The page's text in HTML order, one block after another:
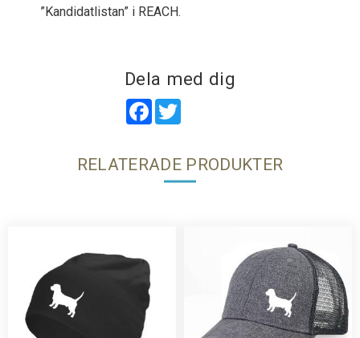
”Kandidatlistan” i REACH.
Dela med dig
Facebook
RELATERADE PRODUKTER